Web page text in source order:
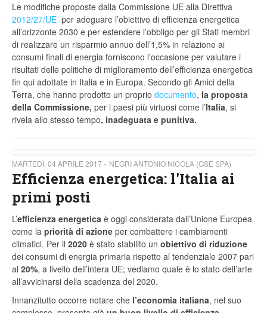
Le modifiche proposte dalla Commissione UE alla Direttiva
2012/27/UE per adeguare l’obiettivo di efficienza energetica
all’orizzonte 2030 e per estendere l’obbligo per gli Stati membri
di realizzare un risparmio annuo dell’1,5% in relazione ai
consumi finali di energia forniscono l’occasione per valutare i
risultati delle politiche di miglioramento dell’efficienza energetica
fin qui adottate in Italia e in Europa. Secondo gli Amici della
Terra, che hanno prodotto un proprio documento, la proposta
della Commissione, per i paesi più virtuosi come l’Italia, si
rivela allo stesso tempo, inadeguata e punitiva.
MARTEDÌ, 04 APRILE 2017 NEGRI ANTONIO NICOLA (GSE SPA)
Efficienza energetica: l'Italia ai
primi posti
L’efficienza energetica è oggi considerata dall’Unione Europea
come la priorità di azione per combattere i cambiamenti
climatici. Per il 2020 è stato stabilito un obiettivo di riduzione
dei consumi di energia primaria rispetto al tendenziale 2007 pari
al 20%, a livello dell’intera UE; vediamo quale è lo stato dell’arte
all’avvicinarsi della scadenza del 2020.
Innanzitutto occorre notare che l’economia italiana, nel suo